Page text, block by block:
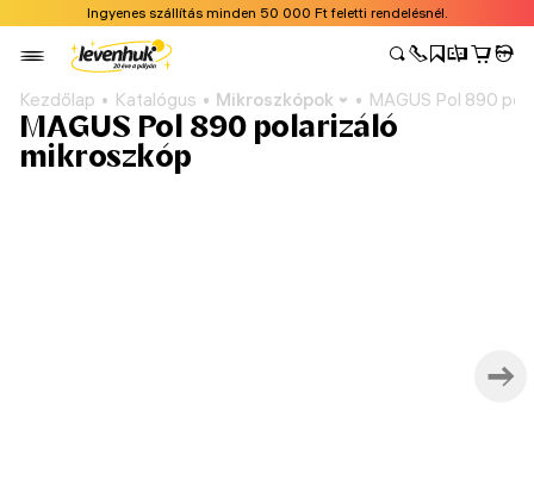
Ingyenes szállítás minden 50 000 Ft feletti rendelésnél.
Kezdőlap Katalógus Mikroszkópok MAGUS Pol 890
MAGUS Pol 890 polarizáló
mikroszkóp